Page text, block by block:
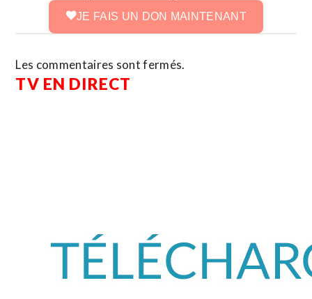
JE FAIS UN DON MAINTENANT
Les commentaires sont fermés.
TV EN DIRECT